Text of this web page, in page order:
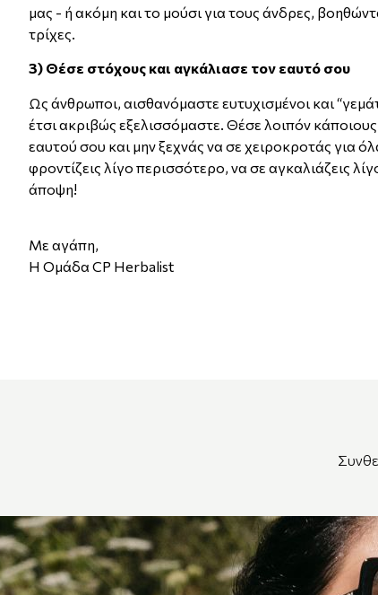
μας - ή ακόμη και το μούσι για τους άνδρες,
τρίχες.
3) Θέσε στόχους και αγκάλιασε τον εαυτό σου
Ως άνθρωποι, αισθανόμαστε ευτυχισμένοι και
έτσι ακριβώς εξελισσόμαστε. Θέσε λοιπόν
εαυτού σου και μην ξεχνάς να σε χειροκροτάς για
φροντίζεις λίγο περισσότερο, να σε αγκαλιάζεις
άποψη!
Με αγάπη,
H Ομάδα CP Herbalist